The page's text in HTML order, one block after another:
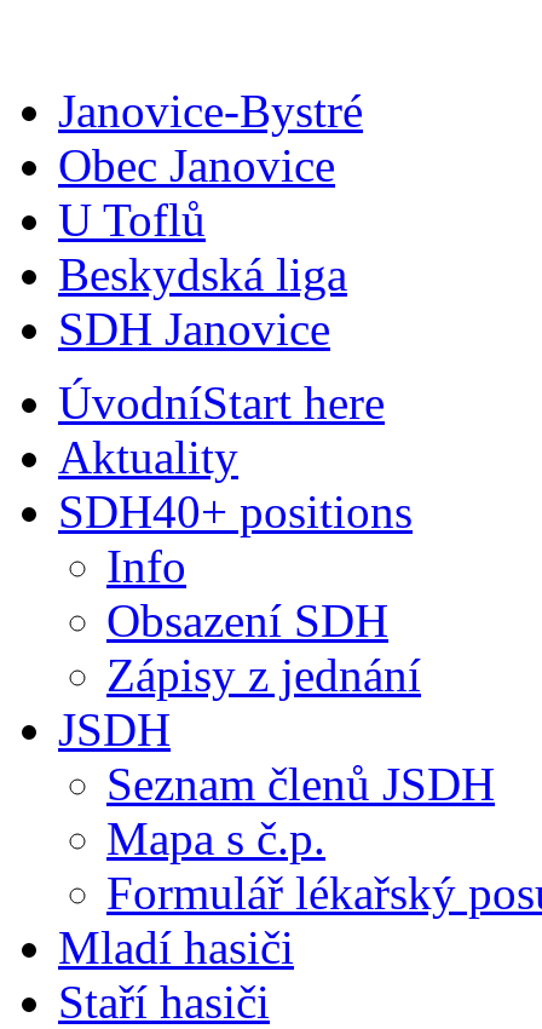
Janovice-Bystré
Obec Janovice
U Toflů
Beskydská liga
SDH Janovice
ÚvodníStart here
Aktuality
SDH40+ positions
Info
Obsazení SDH
Zápisy z jednání
JSDH
Seznam členů JSDH
Mapa s č.p.
Formulář lékařský
Mladí hasiči
Staří hasiči